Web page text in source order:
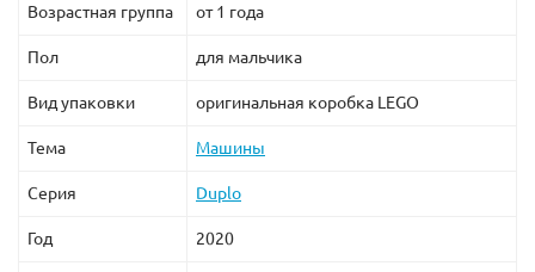
Возрастная группа от 1 года
Пол для мальчика
Вид упаковки оригинальная коробка LEGO
Тема Машины
Серия Duplo
Год 2020